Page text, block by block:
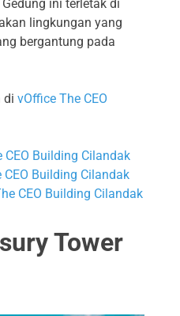
ini terletak di
lingkungan yang
bergantung pada
di vOffice The CEO
CEO Building Cilandak
Building Cilandak
CEO Building Cilandak
Tower